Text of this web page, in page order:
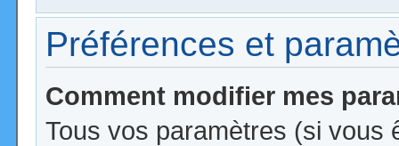
Préférences et
Comment modifier mes
Tous vos paramètres (si vous